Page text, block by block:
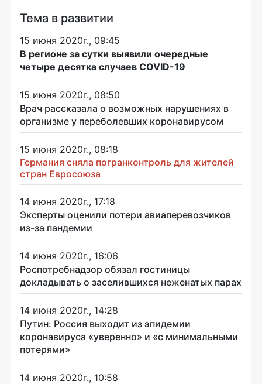
Тема в развитии
15 июня 2020г., 09:45
В регионе за сутки выявили очередные
четыре десятка случаев COVID-19
15 июня 2020г., 08:50
Врач рассказала о возможных нарушениях в
организме у переболевших коронавирусом
15 июня 2020г., 08:18
Германия сняла погранконтроль для жителей
стран Евросоюза
14 июня 2020г., 17:18
Эксперты оценили потери авиаперевозчиков
из-за пандемии
14 июня 2020г., 16:06
Роспотребнадзор обязал гостиницы
докладывать о заселившихся неженатых парах
14 июня 2020г., 14:28
Путин: Россия выходит из эпидемии
коронавируса «уверенно» и «с минимальными
потерями»
14 июня 2020г., 10:58